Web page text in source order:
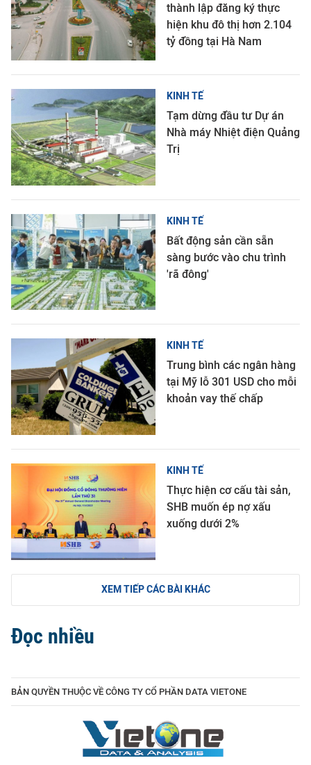
thành lập đăng ký thực
hiện khu đô thị hơn 2.104
tỷ đồng tại Hà Nam
KINH TẾ
Tạm dừng đầu tư Dự án
Nhà máy Nhiệt điện Quảng
Trị
KINH TẾ
Bất động sản cần sẵn
sàng bước vào chu trình
'rã đông'
KINH TẾ
Trung bình các ngân hàng
tại Mỹ lỗ 301 USD cho mỗi
khoản vay thế chấp
KINH TẾ
Thực hiện cơ cấu tài sản,
SHB muốn ép nợ xấu
xuống dưới 2%
XEM TIẾP CÁC BÀI KHÁC
Đọc nhiều
BẢN QUYỀN THUỘC VỀ CÔNG TY CỔ PHẦN DATA VIETONE